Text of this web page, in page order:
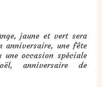
jaune et vert sera
anniversaire, une fête
une occasion spéciale
anniversaire de